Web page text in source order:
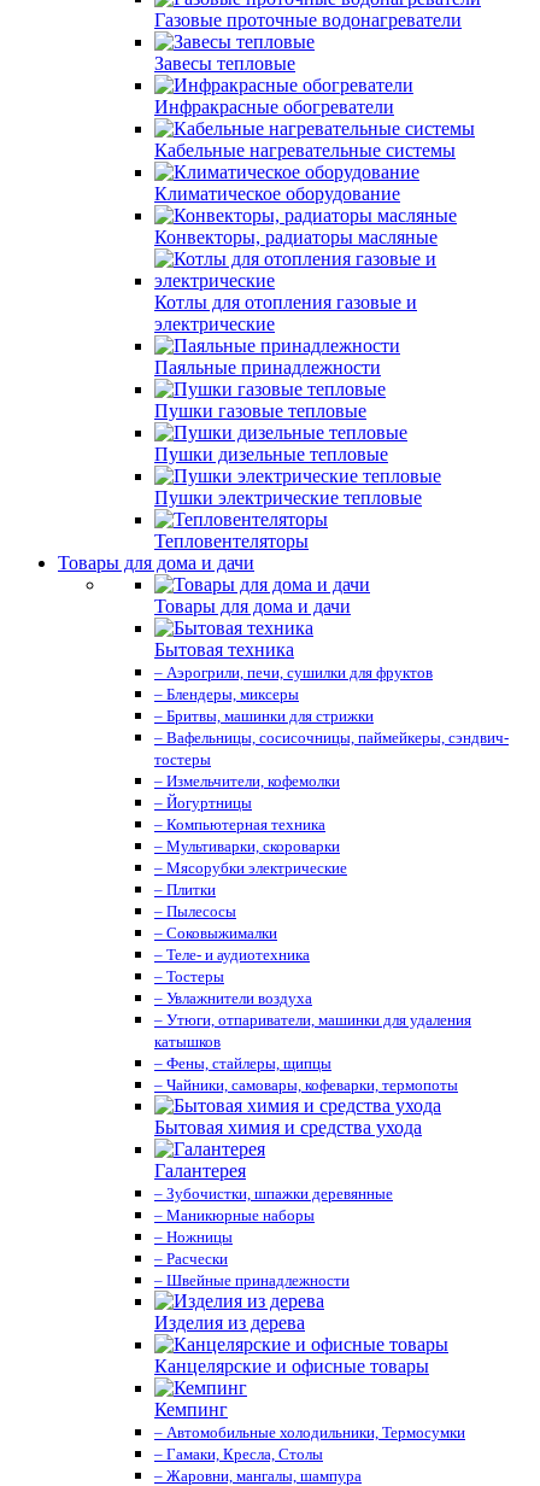
Газовые проточные водонагреватели
Завесы тепловые
Инфракрасные обогреватели
Кабельные нагревательные системы
Климатическое оборудование
Конвекторы, радиаторы масляные
Котлы для отопления газовые и
электрические
Паяльные принадлежности
Пушки газовые тепловые
Пушки дизельные тепловые
Пушки электрические тепловые
Тепловентеляторы
Товары для дома и дачи
Товары для дома и дачи
Бытовая техника
– Аэрогрили, печи, сушилки для фруктов
– Блендеры, миксеры
– Бритвы, машинки для стрижки
– Вафельницы, сосисочницы, паймейкеры, сэндвич-
тостеры
– Измельчители, кофемолки
– Йогуртницы
– Компьютерная техника
– Мультиварки, скороварки
– Мясорубки электрические
– Плитки
– Пылесосы
– Соковыжималки
– Теле- и аудиотехника
– Тостеры
– Увлажнители воздуха
– Утюги, отпариватели, машинки для удаления
катышков
– Фены, стайлеры, щипцы
– Чайники, самовары, кофеварки, термопоты
Бытовая химия и средства ухода
Галантерея
– Зубочистки, шпажки деревянные
– Маникюрные наборы
– Ножницы
– Расчески
– Швейные принадлежности
Изделия из дерева
Канцелярские и офисные товары
Кемпинг
– Автомобильные холодильники, Термосумки
– Гамаки, Кресла, Столы
– Жаровни, мангалы, шампура